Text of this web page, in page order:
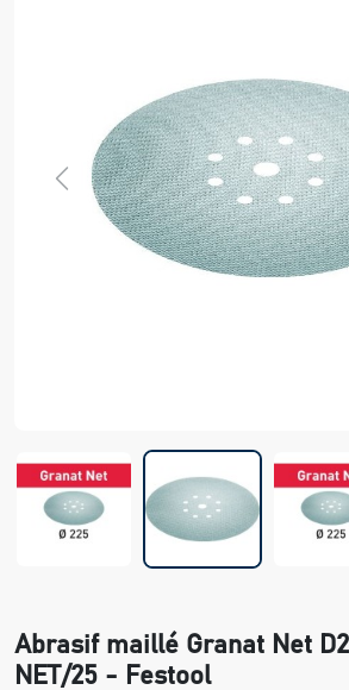
Previous
Abrasif maillé Granat Net
NET/25 - Festool